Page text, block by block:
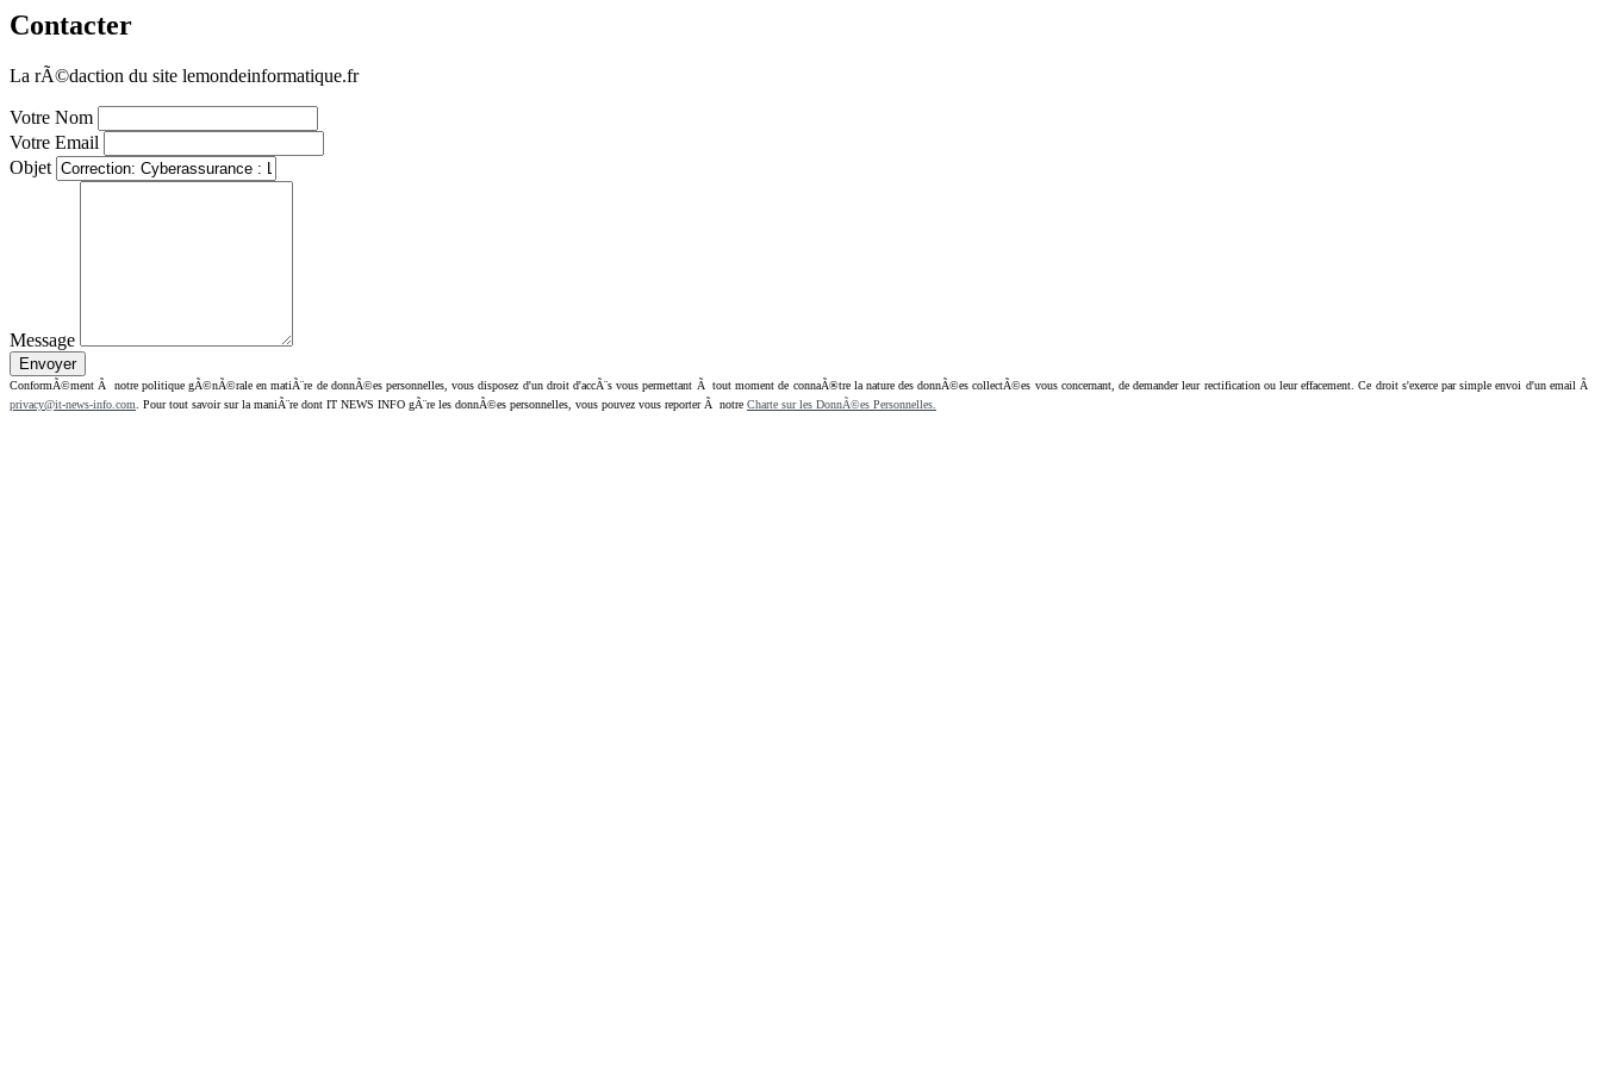
Contacter
La rÃ©daction du site lemondeinformatique.fr
Votre Nom
Votre Email
Objet
Message
ConformÃ©ment Ã notre politique gÃ©nÃ©rale en matiÃ¨re de donnÃ©es personnelles, vous disposez d'un droit d'accÃ¨s vous permettant Ã tout moment de connaÃ®tre la nature des donnÃ©es collectÃ©es vous concernant, de demander leur rectification ou leur effacement. Ce droit s'exerce par simple envoi d'un email Ã
privacy@it-news-info.com . Pour tout savoir sur la maniÃ¨re dont IT NEWS INFO gÃ¨re les donnÃ©es personnelles, vous pouvez vous reporter Ã notre Charte sur les DonnÃ©es Personnelles.